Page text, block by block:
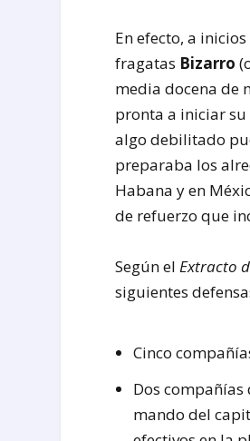
En efecto, a
fragatas Bizarro
media docena de
pronta a iniciar su
algo debilitado
preparaba los
Habana y en
de refuerzo que
Según elExtracto
siguientes
Cinco
Dos
mando del